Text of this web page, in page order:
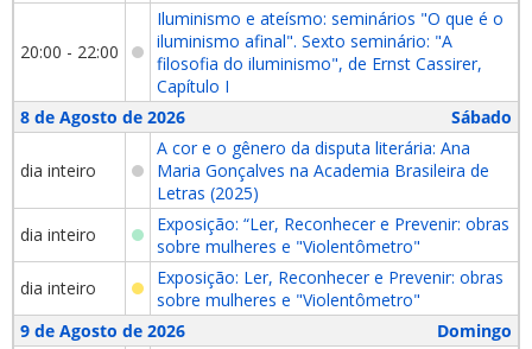
20:00 - 22:00
Iluminismo e ateísmo: seminários "O que é o
iluminismo afinal". Sexto seminário: "A
filosofia do iluminismo", de Ernst Cassirer,
Capítulo I
8 de Agosto de 2026
Sábado
dia inteiro
A cor e o gênero da disputa literária: Ana
Maria Gonçalves na Academia Brasileira de
Letras (2025)
dia inteiro
Exposição: “Ler, Reconhecer e Prevenir: obras
sobre mulheres e "Violentômetro"
dia inteiro
Exposição: Ler, Reconhecer e Prevenir: obras
sobre mulheres e "Violentômetro"
9 de Agosto de 2026
Domingo